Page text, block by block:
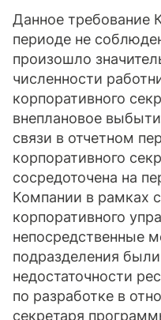
Данное требование
периоде не
произошло
численности
корпоративного
внеплановое
связи в отчетном
корпоративного
сосредоточена на
Компании в рамках
корпоративного
непосредственные
подразделения
недостаточности
по разработке в
секретаря